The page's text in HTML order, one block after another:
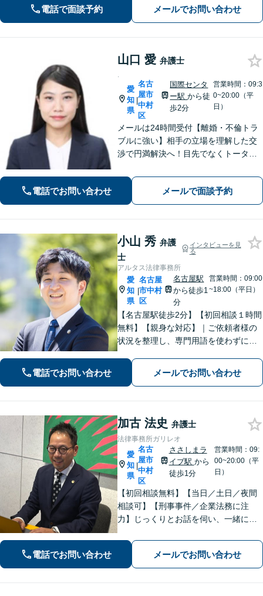
できるようサポートします【夜間・休
日面談可】【完全個室】【名古屋駅7
電話で面談予約 メールでお問い合わせ
山口 愛 弁護士
.
愛
知
県
|
名古
屋市
中村
区
国際センタ
ー駅から徒
歩2分
営業時間：09:3
0~20:00（平
日）
メールは24時間受付【離婚・不倫トラ
ブルに強い】相手の立場を理解した交
渉で円満解決へ！目先でなくトータル
いOK】【休日・夜間面談・Web面談・
出張相談可】刑事事件、交通事故にも
注力！【名古屋駅5分／岡崎周辺も対
応】
電話でお問い合わせ メールで面談予約
小山 秀 弁護
士
インタビューを見
る
アルタス法律事務所
愛
知
県
|
名古屋
市中村
区
名古屋駅
から徒歩1
分
営業時間：09:00
~18:00（平日）
【名古屋駅徒歩2分】【初回相談１時間
無料】【親身な対応】｜ご依頼者様の
状況を整理し、専門用語を使わずに、
問題（債務整理）】に強み。解決でき
るか悩む前にまずはご相談ください。
電話でお問い合わせ メールでお問い合わせ
加古 法史 弁護士
法律事務所ガリレオ
愛
知
県
|
名古
屋市
中村
区
ささしまラ
イブ駅 から
徒歩1分
営業時間：09:
00~20:00（平
日）
【初回相談無料】【当日／土日／夜間
相談可】【刑事事件／企業法務に注
力】じっくりとお話を伺い、一緒にな
電話でお問い合わせ メールでお問い合わせ